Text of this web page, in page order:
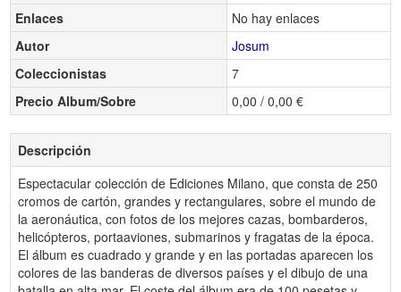
Enlaces
No hay enlaces
Autor
Josum
Coleccionistas
7
Precio Album/Sobre
0,00 / 0,00 €
Descripción
Espectacular colección de Ediciones Milano, que consta de 250
cromos de cartón, grandes y rectangulares, sobre el mundo de
la aeronáutica, con fotos de los mejores cazas, bombarderos,
helicópteros, portaaviones, submarinos y fragatas de la época.
El álbum es cuadrado y grande y en las portadas aparecen los
colores de las banderas de diversos países y el dibujo de una